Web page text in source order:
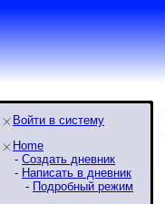
Войти в систему
Home
- Создать дневник
- Написать в дневник
- Подробный режим